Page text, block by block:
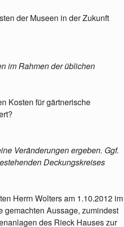
der Museen in der Zukunft
im Rahmen der üblichen
Kosten für gärtnerische
Veränderungen ergeben. Ggf.
Deckungskreises
Herrn Wolters am 1.10.2012 im
gemachten Aussage, zumindest
des Rieck Hauses zur